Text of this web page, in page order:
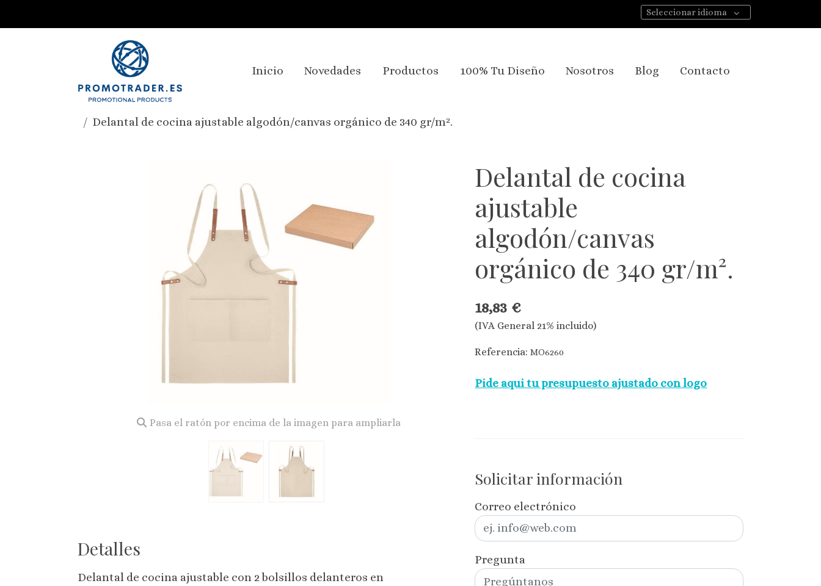
Seleccionar idioma
Inicio Novedades Productos 100% Tu Diseño Nosotros Blog Contacto
Delantal de cocina ajustable algodón/canvas orgánico de 340 gr/m².
Pasa el ratón por encima de la imagen para ampliarla
Detalles
Delantal de cocina ajustable con 2 bolsillos delanteros en
Delantal de cocina
ajustable
algodón/canvas
orgánico de 340 gr/m².
18,83 €
(IVA General 21% incluido)
Referencia:MO6260
Pide aqui tu presupuesto ajustado con logo
Solicitar información
Correo electrónico
Pregunta